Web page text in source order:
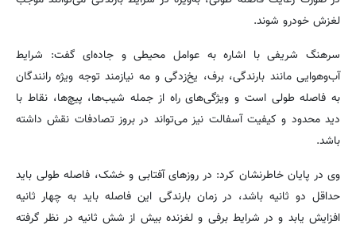
لغزش خودرو شوند.
سرهنگ شریفی با اشاره به عوامل محیطی و جاده‌ای گفت: شرایط
آب‌وهوایی مانند بارندگی، برف، یخ‌زدگی و مه نیازمند توجه ویژه رانندگان
به فاصله طولی است و ویژگی‌های راه از جمله شیب‌ها، پیچ‌ها، نقاط با
دید محدود و کیفیت آسفالت نیز می‌تواند در بروز تصادفات نقش داشته
باشد.
وی در پایان خاطرنشان کرد: در روزهای آفتابی و خشک، فاصله طولی باید
حداقل دو ثانیه باشد، در زمان بارندگی این فاصله باید به چهار ثانیه
افزایش یابد و در شرایط برفی و لغزنده بیش از شش ثانیه در نظر گرفته